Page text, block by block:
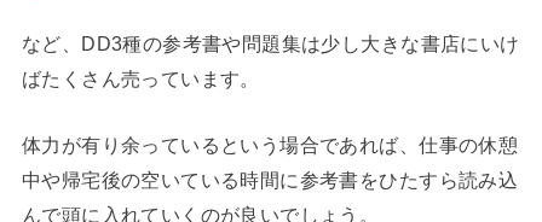
など、DD3種の参考書や問題集は少し大きな書店にいけ
ばたくさん売っています。
体力が有り余っているという場合であれば、仕事の休憩
中や帰宅後の空いている時間に参考書をひたすら読み込
んで頭に入れていくのが良いでしょう。